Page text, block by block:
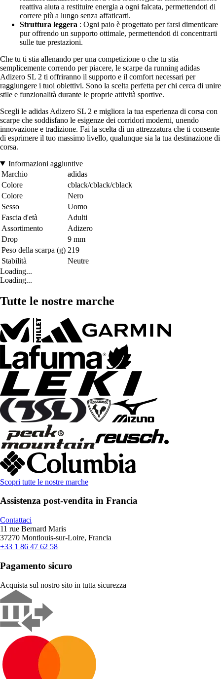
reattiva aiuta a restituire energia a ogni falcata, permettendoti di
correre più a lungo senza affaticarti.
Struttura leggera : Ogni paio è progettato per farsi dimenticare
pur offrendo un supporto ottimale, permettendoti di concentrarti
sulle tue prestazioni.
Che tu ti stia allenando per una competizione o che tu stia
semplicemente correndo per piacere, le scarpe da running adidas
Adizero SL 2 ti offriranno il supporto e il comfort necessari per
raggiungere i tuoi obiettivi. Sono la scelta perfetta per chi cerca di unire
stile e funzionalità durante le proprie attività sportive.
Scegli le adidas Adizero SL 2 e migliora la tua esperienza di corsa con
scarpe che soddisfano le esigenze dei corridori moderni, unendo
innovazione e tradizione. Fai la scelta di un attrezzatura che ti consente
di esprimere il tuo massimo livello, qualunque sia la tua destinazione di
corsa.
Informazioni aggiuntive
Marchio
adidas
Colore
cblack/cblack/cblack
Colore
Nero
Sesso
Uomo
Fascia d'età
Adulti
Assortimento
Adizero
Drop
9 mm
Peso della scarpa (g) 219
Stabilità
Neutre
Loading...
Loading...
Tutte le nostre marche
Scopri tutte le nostre marche
Assistenza post-vendita in Francia
Contattaci
11 rue Bernard Maris
37270 Montlouis-sur-Loire, Francia
+33 1 86 47 62 58
Pagamento sicuro
Acquista sul nostro sito in tutta sicurezza